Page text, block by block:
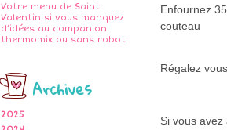
Votre menu de Saint
Valentin si vous manquez
d’idées au companion
thermomix ou sans robot
Archives
2025
Enfournez
couteau
Régalez vous
Si vous